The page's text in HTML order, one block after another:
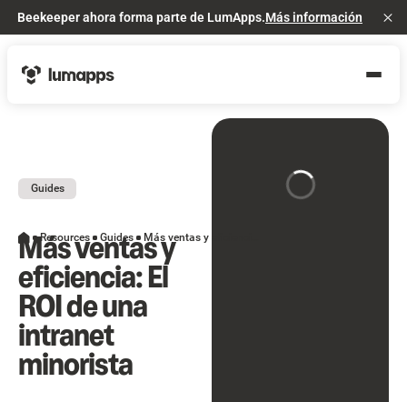
Beekeeper ahora forma parte de LumApps.Más información
Guides
Más ventas y
eficiencia: El
ROI de una
intranet
minorista
Resources Guides